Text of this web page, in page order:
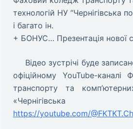
технологій НУ “Чернігівська
і багато ін.
+ БОНУС… Презентація нової
Відео зустрічі буде
офіційному YouTube-каналі
транспорту та
«Чернігівська
https://youtube.com/